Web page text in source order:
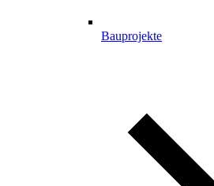
Bauprojekte